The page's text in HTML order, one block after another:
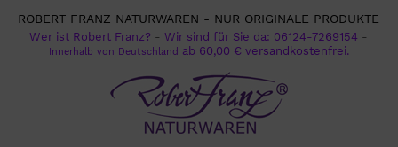
ROBERT FRANZ NATURWAREN - NUR ORIGINALE PRODUKTE
Wer ist Robert Franz? -Wir sind für Sie da: 06124-7269154 -
Innerhalb von Deutschland ab 60,00 € versandkostenfrei.